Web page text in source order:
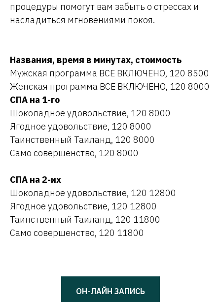
процедуры помогут вам забыть о стрессах и
насладиться мгновениями покоя.
Названия, время в минутах, стоимость
Мужская программа ВСЕ ВКЛЮЧЕНО, 120 8500
Женская программа ВСЕ ВКЛЮЧЕНО, 120 8000
СПА на 1-го
Шоколадное удовольствие, 120 8000
Ягодное удовольствие, 120 8000
Таинственный Таиланд, 120 8000
Само совершенство, 120 8000
СПА на 2-их
Шоколадное удовольствие, 120 12800
Ягодное удовольствие, 120 12800
Таинственный Таиланд, 120 11800
Само совершенство, 120 11800
ОН-ЛАЙН ЗАПИСЬ